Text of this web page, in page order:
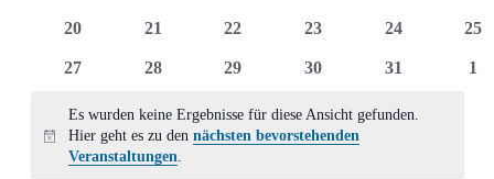
0
20
0
21
0
22
0
23
0
24
0
25
0
27
0
28
0
29
0
30
0
31
0
1
Hinweis
Es wurden keine Ergebnisse für diese Ansicht gefunden.
Hier geht es zu dennächsten bevorstehenden
Veranstaltungen.